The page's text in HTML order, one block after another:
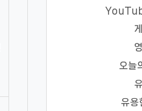
오늘
유용